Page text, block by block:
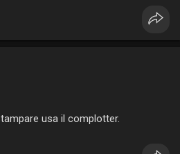
usa il complotter.